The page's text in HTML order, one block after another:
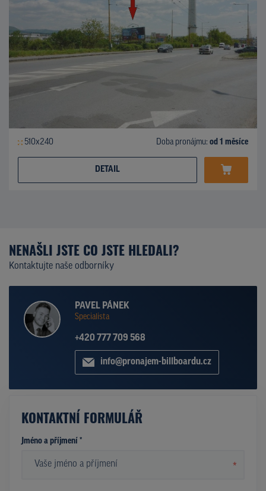
510x240 Doba pronájmu: od 1 měsíce
DETAIL
NENAŠLI JSTE CO JSTE HLEDALI?
Kontaktujte naše odborníky
PAVEL PÁNEK
Specialista
+420 777 709 568
info@pronajem-billboardu.cz
KONTAKTNÍ FORMULÁŘ
Jméno a příjmení *
*